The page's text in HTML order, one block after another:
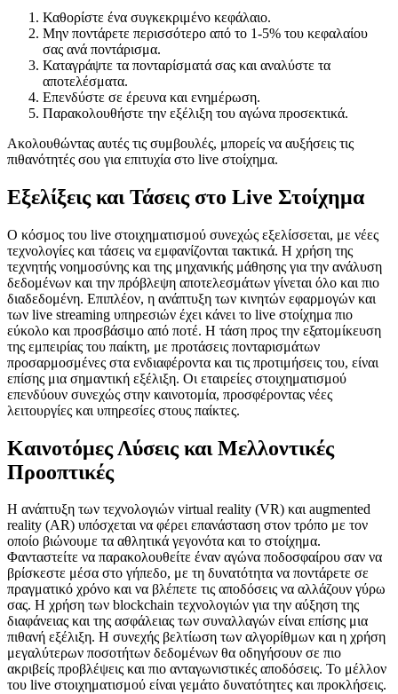
Καθορίστε ένα συγκεκριμένο κεφάλαιο.
Μην ποντάρετε περισσότερο από το 1-5% του κεφαλαίου
σας ανά ποντάρισμα.
Καταγράψτε τα πονταρίσματά σας και αναλύστε τα
αποτελέσματα.
Επενδύστε σε έρευνα και ενημέρωση.
Παρακολουθήστε την εξέλιξη του αγώνα προσεκτικά.
Ακολουθώντας αυτές τις συμβουλές, μπορείς να αυξήσεις τις
πιθανότητές σου για επιτυχία στο live στοίχημα.
Εξελίξεις και Τάσεις στο Live Στοίχημα
Ο κόσμος του live στοιχηματισμού συνεχώς εξελίσσεται, με νέες
τεχνολογίες και τάσεις να εμφανίζονται τακτικά. Η χρήση της
τεχνητής νοημοσύνης και της μηχανικής μάθησης για την ανάλυση
δεδομένων και την πρόβλεψη αποτελεσμάτων γίνεται όλο και πιο
διαδεδομένη. Επιπλέον, η ανάπτυξη των κινητών εφαρμογών και
των live streaming υπηρεσιών έχει κάνει το live στοίχημα πιο
εύκολο και προσβάσιμο από ποτέ. Η τάση προς την εξατομίκευση
της εμπειρίας του παίκτη, με προτάσεις πονταρισμάτων
προσαρμοσμένες στα ενδιαφέροντα και τις προτιμήσεις του, είναι
επίσης μια σημαντική εξέλιξη. Οι εταιρείες στοιχηματισμού
επενδύουν συνεχώς στην καινοτομία, προσφέροντας νέες
λειτουργίες και υπηρεσίες στους παίκτες.
Καινοτόμες Λύσεις και Μελλοντικές
Προοπτικές
Η ανάπτυξη των τεχνολογιών virtual reality (VR) και augmented
reality (AR) υπόσχεται να φέρει επανάσταση στον τρόπο με τον
οποίο βιώνουμε τα αθλητικά γεγονότα και το στοίχημα.
Φανταστείτε να παρακολουθείτε έναν αγώνα ποδοσφαίρου σαν να
βρίσκεστε μέσα στο γήπεδο, με τη δυνατότητα να ποντάρετε σε
πραγματικό χρόνο και να βλέπετε τις αποδόσεις να αλλάζουν γύρω
σας. Η χρήση των blockchain τεχνολογιών για την αύξηση της
διαφάνειας και της ασφάλειας των συναλλαγών είναι επίσης μια
πιθανή εξέλιξη. Η συνεχής βελτίωση των αλγορίθμων και η χρήση
μεγαλύτερων ποσοτήτων δεδομένων θα οδηγήσουν σε πιο
ακριβείς προβλέψεις και πιο ανταγωνιστικές αποδόσεις. Το μέλλον
του live στοιχηματισμού είναι γεμάτο δυνατότητες και προκλήσεις.